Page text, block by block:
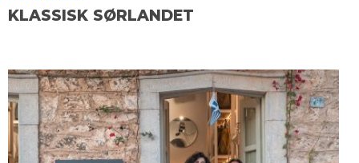
KLASSISK SØRLANDET